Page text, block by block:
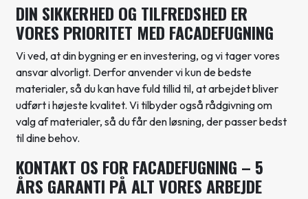
DIN SIKKERHED OG TILFREDSHED ER
VORES PRIORITET MED FACADEFUGNING
Vi ved, at din bygning er en investering, og vi tager vores
ansvar alvorligt. Derfor anvender vi kun de bedste
materialer, så du kan have fuld tillid til, at arbejdet bliver
udført i højeste kvalitet. Vi tilbyder også rådgivning om
valg af materialer, så du får den løsning, der passer bedst
til dine behov.
KONTAKT OS FOR FACADEFUGNING – 5
ÅRS GARANTI PÅ ALT VORES ARBEJDE